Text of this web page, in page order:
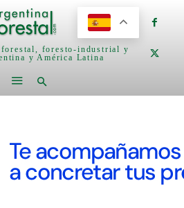
forestal, foresto-industrial y
y América Latina